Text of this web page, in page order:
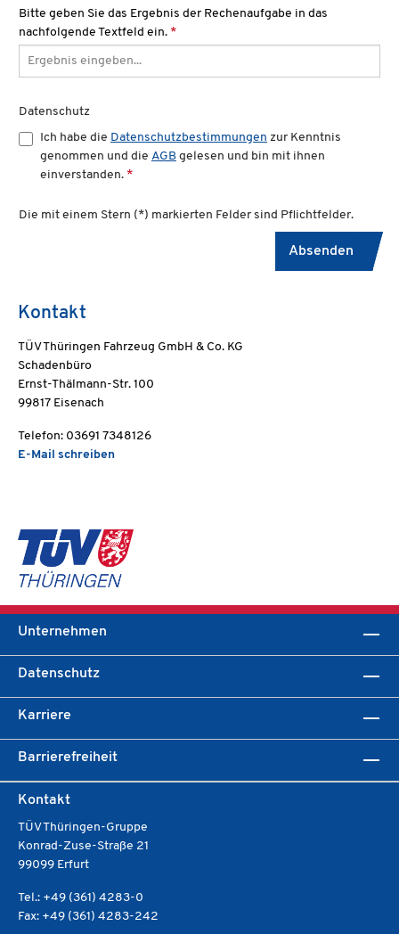
Bitte geben Sie das Ergebnis der Rechenaufgabe in das
nachfolgende Textfeld ein. *
Datenschutz
Ich habe die Datenschutzbestimmungen zur Kenntnis
genommen und die AGB gelesen und bin mit ihnen
einverstanden. *
Die mit einem Stern (*) markierten Felder sind Pflichtfelder.
Absenden
Kontakt
TÜV Thüringen Fahrzeug GmbH & Co. KG
Schadenbüro
Ernst-Thälmann-Str. 100
99817 Eisenach
Telefon: 03691 7348126
E-Mail schreiben
Unternehmen
Datenschutz
Karriere
Barrierefreiheit
Kontakt
TÜV Thüringen-Gruppe
Konrad-Zuse-Straße 21
99099 Erfurt
Tel.: +49 (361) 4283-0
Fax: +49 (361) 4283-242